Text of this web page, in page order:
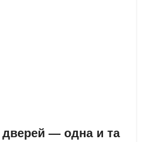
— одна и та